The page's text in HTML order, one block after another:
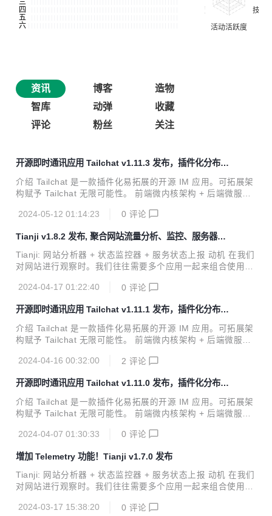
资讯 博客
造物
智库
动弹
收藏
评论
粉丝 关注
开源即时通讯应用 Tailchat v1.11.3 发布，插件化分布式
noIM 应用
介绍 Tailchat 是一款插件化易拓展的开源 IM 应用。可拓展架
构赋予 Tailchat 无限可能性。 前端微内核架构 + 后端微服务
企业与私域用户打造，高度自由的群组管理与定制化的面板展
自己的品牌与圈子。 官方网站: https://tailchat.msgbyte.co
m/ v1.11.3 更新内容 暴露了`chat.message.getMessage`接
口 增加了tianji环境变量以用于收集数据 修复了快速切换的层
2024-05-12 01:14:23 0 评论
Tianji v1.8.2 发布, 聚合网站流量分析、监控、服务器状
态
Tianji: 网站分析器 + 状态监控器 + 服务状态上报 动机 在我们
对网站进行观察时。我们往往需要多个应用一起来组合使用。
面的访问量，我们需要 uptime 监控器来检查服务器的网络质
态来检查服务器的质量。另外如果开发的是一个允许被开源部
署的应用，我们往往还需要一个遥测系统来帮助我们对其他人
的部署情况做一个最简单的信息收集。 我认为这些工具应当是
这些常见的需求整合为一体呢？毕竟在大部分时候我们并不需
2024-04-17 01:22:40 0 评论
开源即时通讯应用 Tailchat v1.11.1 发布，插件化分布式
noIM 应用
介绍 Tailchat 是一款插件化易拓展的开源 IM 应用。可拓展架
构赋予 Tailchat 无限可能性。 前端微内核架构 + 后端微服务
企业与私域用户打造，高度自由的群组管理与定制化的面板展
自己的品牌与圈子。 官方网站: https://tailchat.msgbyte.co
m/ v1.11.1 更新内容 增加消息右键菜单 增加设置项允许关闭
右键菜单 优化了在消息右键菜单中通过选中复制部分文本的逻
2024-04-16 00:32:00 2 评论
开源即时通讯应用 Tailchat v1.11.0 发布，插件化分布式
noIM 应用
介绍 Tailchat 是一款插件化易拓展的开源 IM 应用。可拓展架
构赋予 Tailchat 无限可能性。 前端微内核架构 + 后端微服务
企业与私域用户打造，高度自由的群组管理与定制化的面板展
自己的品牌与圈子。 官方网站: https://tailchat.msgbyte.co
m/ v1.11.0 更新内容 增加了快速跳转命令面板，可以在任意
地方通过ctrl+k快速打开 <ul> <li>或者在导航栏通过点击搜索
2024-04-07 01:30:33 0 评论
增加 Telemetry 功能！Tianji v1.7.0 发布
Tianji: 网站分析器 + 状态监控器 + 服务状态上报 动机 在我们
对网站进行观察时。我们往往需要多个应用一起来组合使用。
面的访问量，我们需要 uptime 监控器来检查服务器的网络质
2024-03-17 15:38:20 0 评论